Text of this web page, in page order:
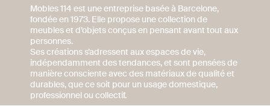
Mobles 114 est une entreprise basée à Barcelone,
fondée en 1973. Elle propose une collection de
meubles et d’objets conçus en pensant avant tout aux
personnes.
Ses créations s’adressent aux espaces de vie,
indépendamment des tendances, et sont pensées de
manière consciente avec des matériaux de qualité et
durables, que ce soit pour un usage domestique,
professionnel ou collectif.